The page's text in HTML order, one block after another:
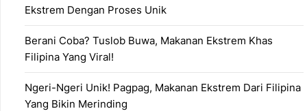
Ekstrem Dengan Proses Unik
Berani Coba? Tuslob Buwa, Makanan Ekstrem Khas
Filipina Yang Viral!
Ngeri-Ngeri Unik! Pagpag, Makanan Ekstrem Dari Filipina
Yang Bikin Merinding